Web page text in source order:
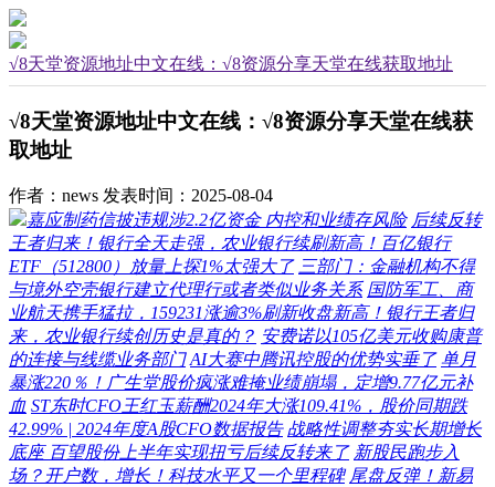
√8天堂资源地址中文在线：√8资源分享天堂在线获取地址
√8天堂资源地址中文在线：√8资源分享天堂在线获
取地址
作者：news 发表时间：2025-08-04
嘉应制药信披违规涉2.2亿资金 内控和业绩存风险 后续反转
王者归来！银行全天走强，农业银行续刷新高！百亿银行
ETF（512800）放量上探1%太强大了 三部门：金融机构不得
与境外空壳银行建立代理行或者类似业务关系 国防军工、商
业航天携手猛拉，159231涨逾3%刷新收盘新高！银行王者归
来，农业银行续创历史是真的？ 安费诺以105亿美元收购康普
的连接与线缆业务部门 AI大赛中腾讯控股的优势实垂了 单月
暴涨220％！广生堂股价疯涨难掩业绩崩塌，定增9.77亿元补
血 ST东时CFO王红玉薪酬2024年大涨109.41%，股价同期跌
42.99% | 2024年度A股CFO数据报告 战略性调整夯实长期增长
底座 百望股份上半年实现扭亏后续反转来了 新股民跑步入
场？开户数，增长！科技水平又一个里程碑 尾盘反弹！新易